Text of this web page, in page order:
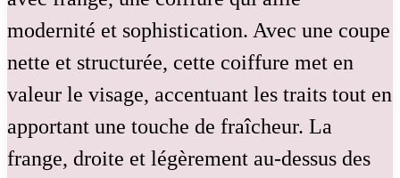
modernité et sophistication. Avec une coupe
nette et structurée, cette coiffure met en
valeur le visage, accentuant les traits tout en
apportant une touche de fraîcheur. La
frange, droite et légèrement au-dessus des